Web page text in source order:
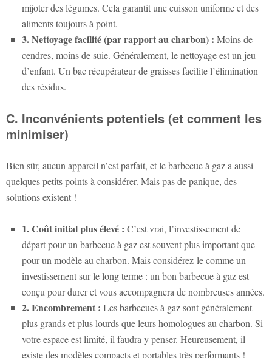
mijoter des légumes. Cela garantit une cuisson uniforme et des
aliments toujours à point.
3. Nettoyage facilité (par rapport au charbon) : Moins de
cendres, moins de suie. Généralement, le nettoyage est un jeu
d’enfant. Un bac récupérateur de graisses facilite l’élimination
des résidus.
C. Inconvénients potentiels (et comment les
minimiser)
Bien sûr, aucun appareil n’est parfait, et le barbecue à gaz a aussi
quelques petits points à considérer. Mais pas de panique, des
solutions existent !
1. Coût initial plus élevé : C’est vrai, l’investissement de
départ pour un barbecue à gaz est souvent plus important que
pour un modèle au charbon. Mais considérez-le comme un
investissement sur le long terme : un bon barbecue à gaz est
conçu pour durer et vous accompagnera de nombreuses années.
2. Encombrement : Les barbecues à gaz sont généralement
plus grands et plus lourds que leurs homologues au charbon. Si
votre espace est limité, il faudra y penser. Heureusement, il
existe des modèles compacts et portables très performants !